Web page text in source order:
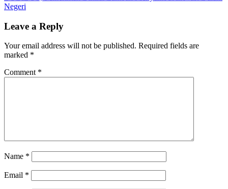
navigation
Negeri
Leave a Reply
Your email address will not be published. Required fields are
marked *
Comment *
Name *
Email *